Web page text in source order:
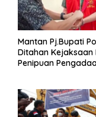
Mantan Pj.Bupati
Ditahan Kejaksaan
Penipuan